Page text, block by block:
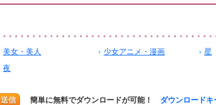
美女・美人 少女アニメ・漫画
星
夜
送信 簡単に無料でダウンロードが可能！ ダウンロードキ